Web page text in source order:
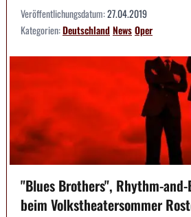
Veröffentlichungsdatum:27.04.2019
Kategorien:DeutschlandNewsOper
"Blues Brothers", Rhythm-and-
beim Volkstheatersommer